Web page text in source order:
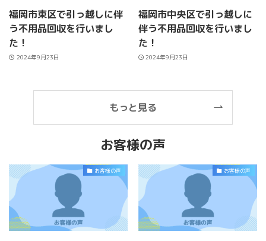
福岡市東区で引っ越しに伴
う不用品回収を行いまし
た！
2024年9月23日
福岡市中央区で引っ越しに
伴う不用品回収を行いまし
た！
2024年9月23日
もっと見る
お客様の声
お客様の声 お客様の声